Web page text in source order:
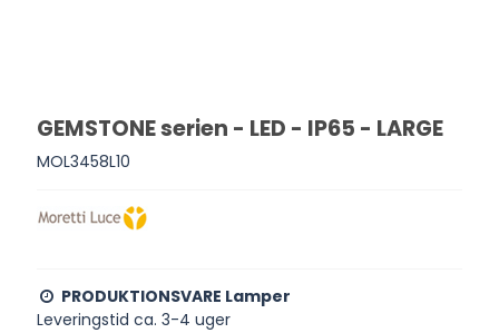
GEMSTONE serien - LED - IP65 - LARGE
MOL3458L10
PRODUKTIONSVARE Lamper
Leveringstid ca. 3-4 uger